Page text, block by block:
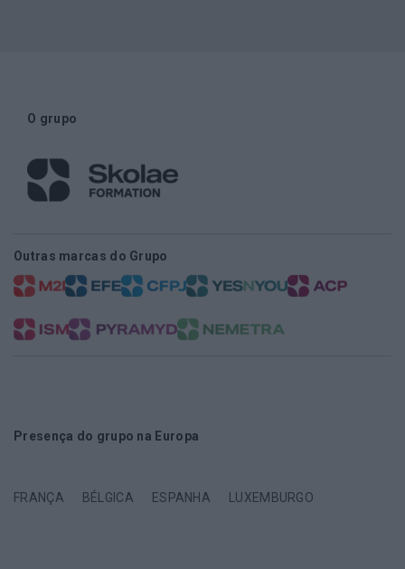
O grupo
Outras marcas do Grupo
Presença do grupo na Europa
FRANÇA BÉLGICA ESPANHA LUXEMBURGO